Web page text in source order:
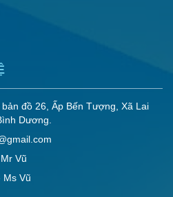
đồ 26, Ấp Bến Tượng, Xã Lai
Dương.
Vũ
Ms Vũ